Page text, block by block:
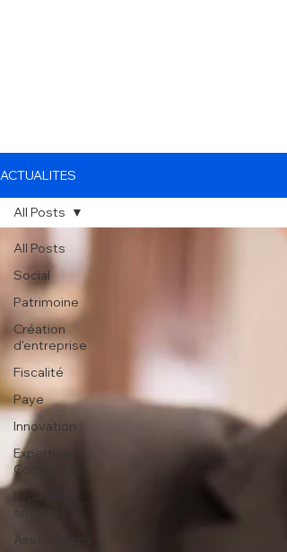
ACTUALITES
All Posts
Social
Patrimoine
Création
d'entreprise
Fiscalité
Paye
Innovation
Expertise-
Comptable
Droit des
sociétés
Associations
All Posts